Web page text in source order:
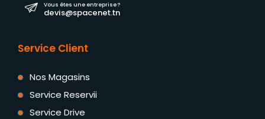
Vous êtes une entreprise ?
devis@spacenet.tn
Service Client
Nos Magasins
Service Reservii
Service Drive